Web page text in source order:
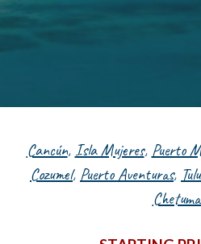
Cancún, Isla Mujeres, Puerto
Cozumel, Puerto Aventuras,